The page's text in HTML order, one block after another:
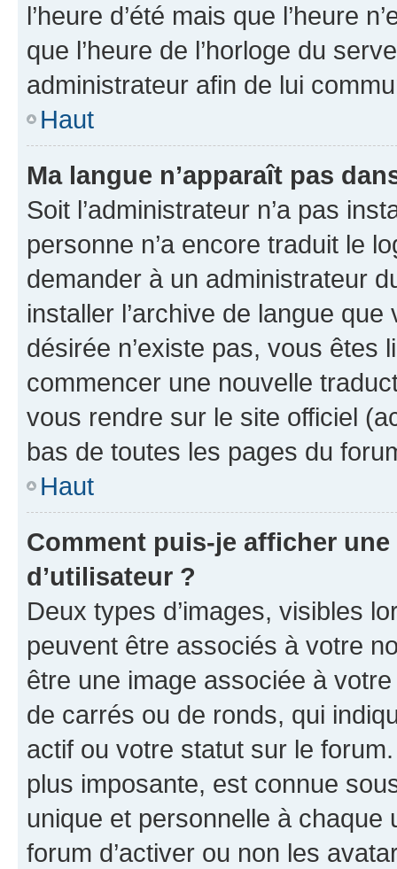
l’heure d’été mais que l’heure
que l’heure de l’horloge du
administrateur afin de lui
Haut
Ma langue n’apparaît pas
Soit l’administrateur n’a pas
personne n’a encore traduit le
demander à un administrateur
installer l’archive de langue
désirée n’existe pas, vous êtes
commencer une nouvelle
vous rendre sur le site officiel
bas de toutes les pages du
Haut
Comment puis-je afficher
d’utilisateur ?
Deux types d’images, visibles
peuvent être associés à votre
être une image associée à
de carrés ou de ronds, qui
actif ou votre statut sur le
plus imposante, est connue
unique et personnelle à chaque
forum d’activer ou non les